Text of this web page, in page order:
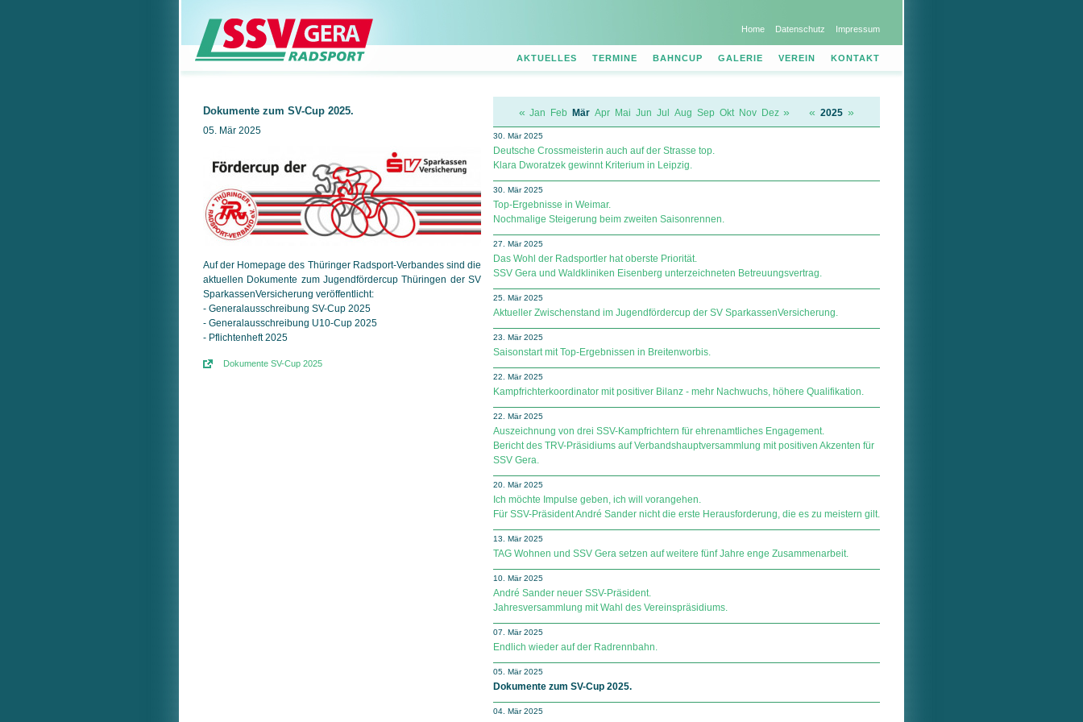
Home Datenschutz Impressum
AKTUELLES TERMINE BAHNCUP GALERIE VEREIN KONTAKT
Dokumente zum SV-Cup 2025.
05. Mär 2025
Auf der Homepage des Thüringer Radsport-Verbandes sind die
aktuellen Dokumente zum Jugendfördercup Thüringen der SV
Spar­kas­sen­Ver­si­che­rung ver­öffent­licht:
- General­aus­schrei­bung SV-Cup 2025
- General­aus­schrei­bung U10-Cup 2025
- Pflichtenheft 2025
Dokumente SV-Cup 2025
« Jan Feb Mär Apr Mai Jun Jul Aug Sep Okt Nov Dez » « 2025 »
30. Mär 2025
Deutsche Crossmeisterin auch auf der Strasse top.
Klara Dworatzek gewinnt Kriterium in Leipzig.
30. Mär 2025
Top-Ergebnisse in Weimar.
Nochmalige Steigerung beim zweiten Saisonrennen.
27. Mär 2025
Das Wohl der Radsportler hat oberste Priorität.
SSV Gera und Waldkliniken Eisenberg unterzeichneten Betreuungsvertrag.
25. Mär 2025
Aktueller Zwischenstand im Jugendfördercup der SV Spar­kas­sen­Ver­si­che­rung.
23. Mär 2025
Saisonstart mit Top-Ergebnissen in Breitenworbis.
22. Mär 2025
Kampfrichterkoordinator mit positiver Bilanz - mehr Nachwuchs, höhere Qualifikation.
22. Mär 2025
Auszeichnung von drei SSV-Kampfrichtern für ehrenamtliches Engagement.
Bericht des TRV-Präsidiums auf Verbandshauptversammlung mit positiven Akzenten für
SSV Gera.
20. Mär 2025
Ich möchte Impulse geben, ich will vorangehen.
Für SSV-Präsident André Sander nicht die erste Herausforderung, die es zu meistern gilt.
13. Mär 2025
TAG Wohnen und SSV Gera setzen auf weitere fünf Jahre enge Zusammenarbeit.
10. Mär 2025
André Sander neuer SSV-Präsident.
Jahresversammlung mit Wahl des Vereinspräsidiums.
07. Mär 2025
Endlich wieder auf der Radrennbahn.
05. Mär 2025
Dokumente zum SV-Cup 2025.
04. Mär 2025